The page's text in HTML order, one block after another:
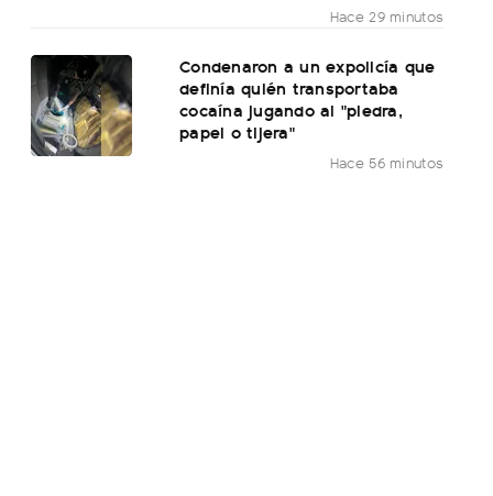
Hace 29 minutos
Condenaron a un expolicía que
definía quién transportaba
cocaína jugando al "piedra,
papel o tijera"
Hace 56 minutos